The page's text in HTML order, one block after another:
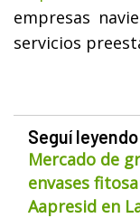
empresas
servicios
Seguí leyendo
Mercado de
envases
Aapresid en